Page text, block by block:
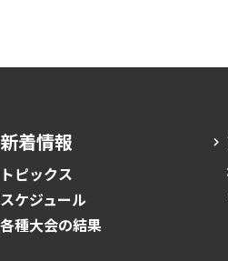
新着情報
トピックス
スケジュール
各種大会の結果